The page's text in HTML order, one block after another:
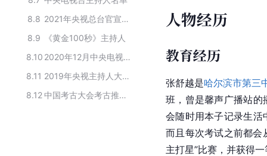
8.8
2021年央视总台官宣的新主持人
8.9
《黄金100秒》主持人
8.10
2020年12月中央电视台《黄金100秒》节目的主演人员
8.11
2019年央视主持人大赛文艺类前30强
8.12
中国考古大会考古推广员
人物经历
教育经历
张舒越是哈尔滨市第三
班，曾是馨声广播站的
会随时用本子记录生活
而且每次考试之前都会
主打星”比赛，并获得